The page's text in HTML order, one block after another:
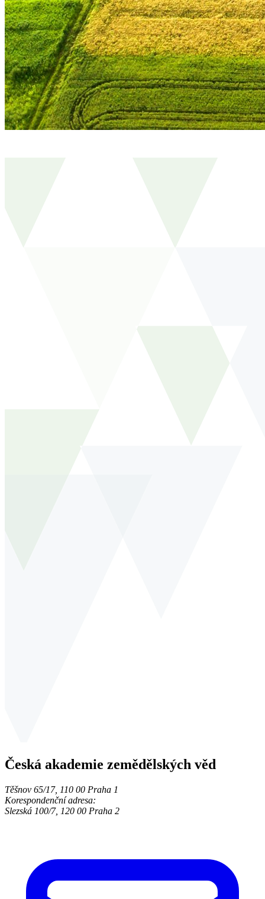
Česká akademie zemědělských věd
Těšnov 65/17, 110 00 Praha 1
Korespondenční adresa:
Slezská 100/7, 120 00 Praha 2